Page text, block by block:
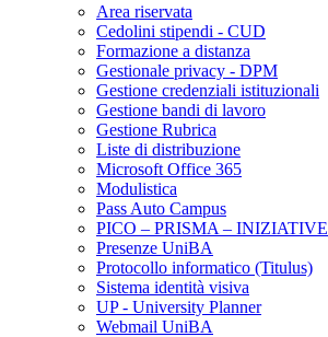
Area riservata
Cedolini stipendi - CUD
Formazione a distanza
Gestionale privacy - DPM
Gestione credenziali istituzionali
Gestione bandi di lavoro
Gestione Rubrica
Liste di distribuzione
Microsoft Office 365
Modulistica
Pass Auto Campus
PICO – PRISMA – INIZIATIVE
Presenze UniBA
Protocollo informatico (Titulus)
Sistema identità visiva
UP - University Planner
Webmail UniBA